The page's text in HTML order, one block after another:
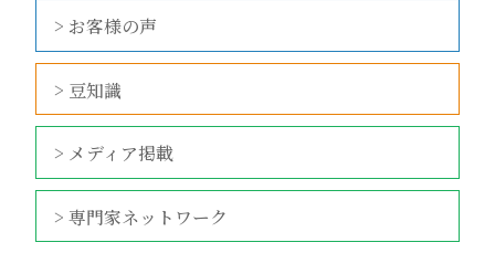
> お客様の声
> 豆知識
> メディア掲載
> 専門家ネットワーク